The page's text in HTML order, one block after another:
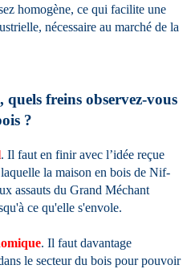
homogène, ce qui facilite une
nécessaire au marché de la
freins observez-vous
?
. Il faut en finir avec l’idée reçue
la maison en bois de Nif-
assauts du Grand Méchant
ce qu'elle s'envole.
. Il faut davantage
le secteur du bois pour pouvoir